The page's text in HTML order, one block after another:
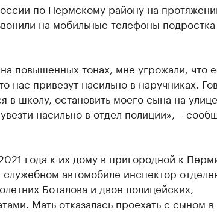
в нефтегазовой
по Пермскому району на
на мобильные телефоны
повышенных тонах, мне угрожали, что
нас привезут насильно в наручниках.
в школу, остановить моего сына на
насильно в отдел полиции», –
года к их дому в пригородной к
автомобиле инспектор
Боталова и двое полицейских,
Мать отказалась проехать с сыном в